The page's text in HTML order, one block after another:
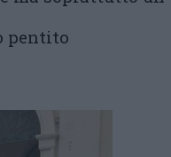
pentito